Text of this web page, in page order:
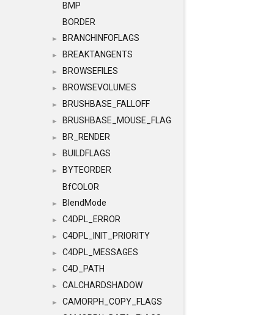
BMP
BORDER
► BRANCHINFOFLAGS
► BREAKTANGENTS
► BROWSEFILES
► BROWSEVOLUMES
► BRUSHBASE_FALLOFF
► BRUSHBASE_MOUSE_FLAG
► BR_RENDER
► BUILDFLAGS
►
BYTEORDER
BfCOLOR
► BlendMode
► C4DPL_ERROR
► C4DPL_INIT_PRIORITY
► C4DPL_MESSAGES
► C4D_PATH
► CALCHARDSHADOW
►
CAMORPH_COPY_FLAGS